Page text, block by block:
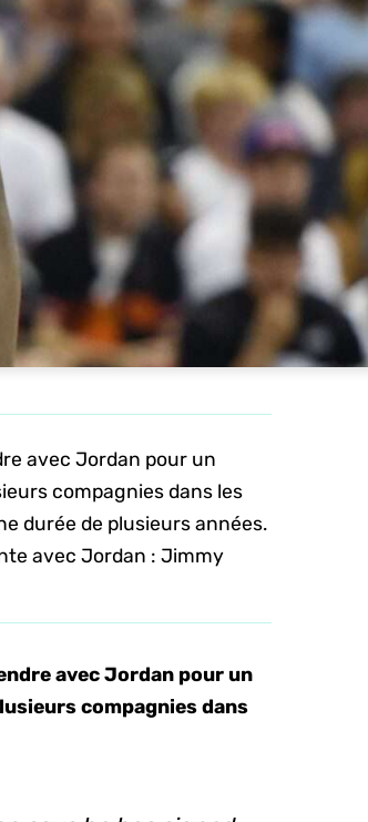
avec Jordan pour un
compagnies dans les
durée de plusieurs années.
avec Jordan : Jimmy
avec Jordan pour un
compagnies dans